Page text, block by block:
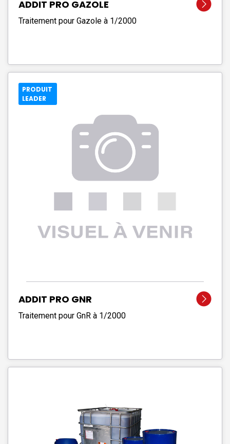
ADDIT PRO GAZOLE
Traitement pour Gazole à 1/2000
PRODUIT
LEADER
ADDIT PRO GNR
Traitement pour GnR à 1/2000